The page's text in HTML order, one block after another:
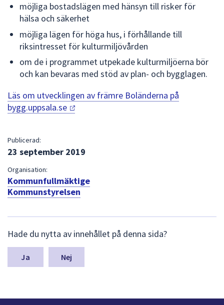
möjliga bostadslägen med hänsyn till risker för
hälsa och säkerhet
möjliga lägen för höga hus, i förhållande till
riksintresset för kulturmiljövården
om de i programmet utpekade kulturmiljöerna bör
och kan bevaras med stöd av plan- och bygglagen.
Läs om utvecklingen av främre Boländerna på
bygg.uppsala.se
Publicerad:
23 september 2019
Organisation:
Kommunfullmäktige
Kommunstyrelsen
ä
m
a
n
Hade du nytta av innehållet på denna sida?
Nej